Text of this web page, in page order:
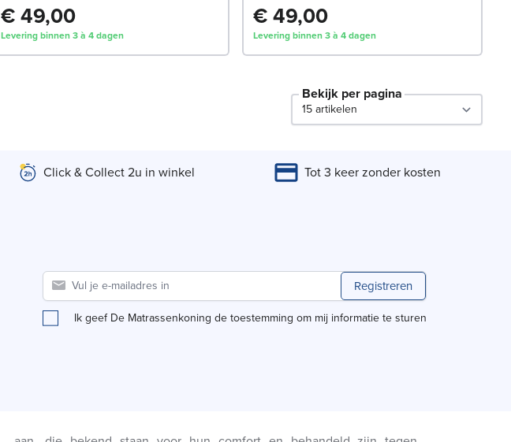
€ 49,00
Levering binnen 3 à 4 dagen
€ 49,00
Levering binnen 3 à 4 dagen
Bekijk per pagina
Click & Collect 2u in winkel Tot 3 keer zonder kosten
Registreren
Ik geef De Matrassenkoning de toestemming om mij informatie te sturen